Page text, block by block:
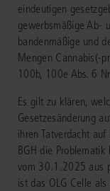
eindeutigen
gewerbsmäßige Ab-
bandenmäßige und
Mengen Cannabis(-
100b, 100e Abs. 6
Es gilt zu klären,
Gesetzesänderung
ihren Tatverdacht
BGH die
vom 30.1.2025 aus
ist das OLG Celle